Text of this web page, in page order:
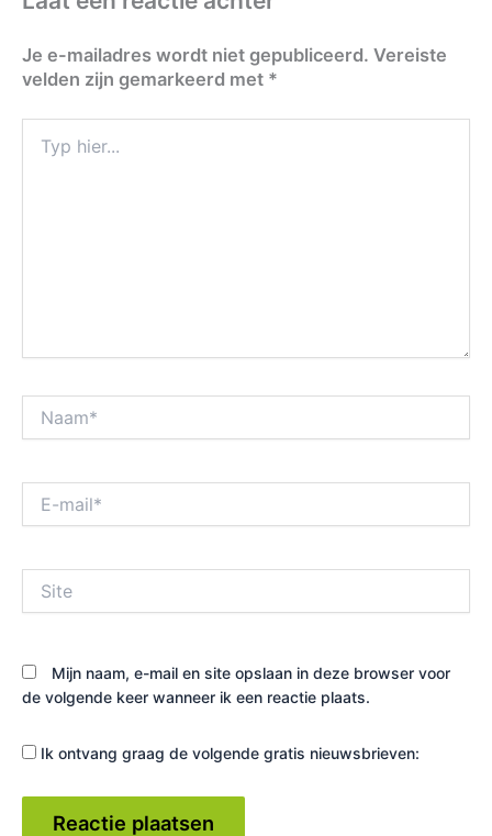
Je e-mailadres wordt niet gepubliceerd. Vereiste
velden zijn gemarkeerd met *
hier...
mail*
Mijn naam, e-mail en site opslaan in deze browser voor
de volgende keer wanneer ik een reactie plaats.
Ik ontvang graag de volgende gratis nieuwsbrieven: